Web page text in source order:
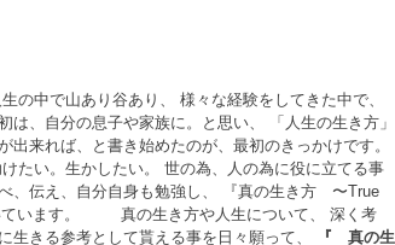
の中で山あり谷あり、 様々な経験をしてきた中で、
は、自分の息子や家族に。と思い、 「人生の生き方」
来れば、と書き始めたのが、最初のきっかけです。
い。生かしたい。 世の為、人の為に役に立てる事
、伝え、自分自身も勉強し、 『真の生き方 〜True
ています。 真の生き方や人生について、 深く考
生きる参考として貰える事を日々願って、
『真の生